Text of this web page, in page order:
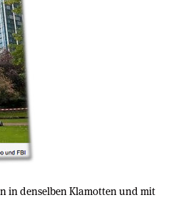
in denselben Klamotten und mit